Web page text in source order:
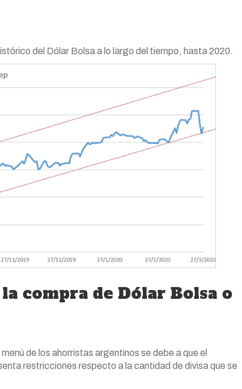
del Dólar Bolsa a lo largo del tiempo, hasta 2020.
compra de Dólar Bolsa o
de los ahorristas argentinos se debe a que el
restricciones respecto a la cantidad de divisa que se